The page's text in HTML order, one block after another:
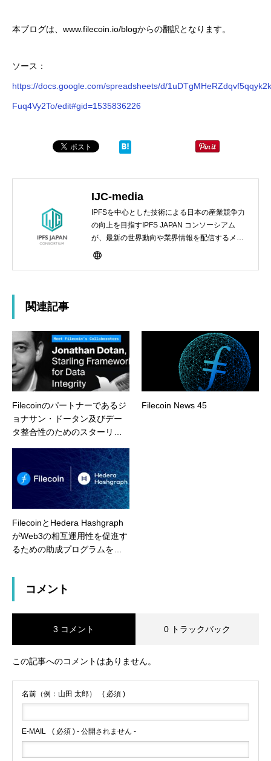
本ブログは、www.filecoin.io/blogからの翻訳となります。
ソース：
https://docs.google.com/spreadsheets/d/
Fuq4Vy2To/edit#gid=1535836226
IJC-media
IPFSを中心とした技術による日本の産業競争力
の向上を目指すIPFS JAPAN コンソーシアム
が、最新の世界動向や業界情報を配信するメデ
ィアサイト
関連記事
Filecoinのパートナーであるジ
ョナサン・ドータン及びデー
タ整合性のためのスターリン
Filecoin News 45
FilecoinとHedera Hashgraph
がWeb3の相互運用性を促進す
るための助成プログラムを発
コメント
3 コメント 0 トラックバック
この記事へのコメントはありません。
名前（例：山田 太郎） ( 必須 )
E-MAIL ( 必須 ) - 公開されません -